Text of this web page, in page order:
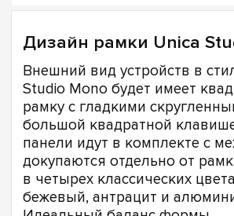
Дизайн рамки Unica
Внешний вид устройств в
Studio Mono будет имеет
рамку с гладкими
большой квадратной
панели идут в комплекте с
докупаются отдельно от
в четырех классических
бежевый, антрацит и